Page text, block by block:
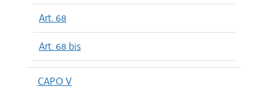
Art. 68
Art. 68 bis
CAPO V